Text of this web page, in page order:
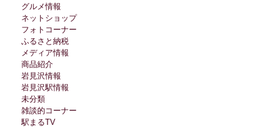
グルメ情報
ネットショップ
フォトコーナー
ふるさと納税
メディア情報
商品紹介
岩見沢情報
岩見沢駅情報
未分類
雑談的コーナー
駅まるTV